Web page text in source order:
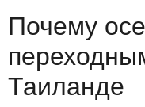
Почему
Таиланде